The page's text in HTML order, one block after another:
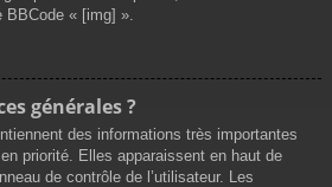
BBCode « [img] ».
générales ?
des informations très importantes
priorité. Elles apparaissent en haut de
de contrôle de l’utilisateur. Les